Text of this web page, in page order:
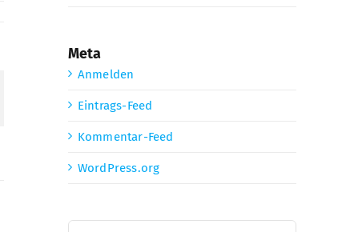
Meta
Anmelden
Eintrags-Feed
Kommentar-Feed
WordPress.org
Suche